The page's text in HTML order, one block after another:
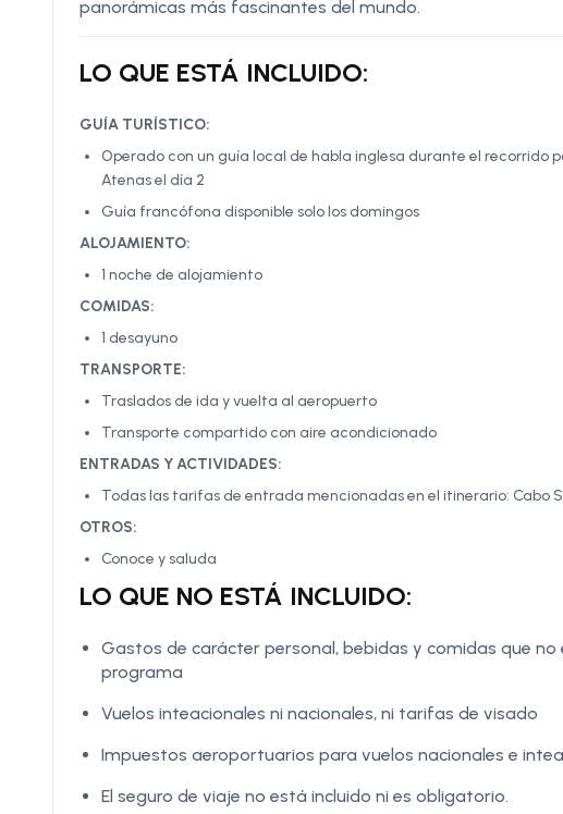
panorámicas más fascinantes del mundo.
LO QUE ESTÁ INCLUIDO:
GUÍA TURÍSTICO:
Operado con un guía local de habla inglesa durante el recorrido
Atenas el día 2
Guía francófona disponible solo los domingos
ALOJAMIENTO:
1 noche de alojamiento
COMIDAS:
1 desayuno
TRANSPORTE:
Traslados de ida y vuelta al aeropuerto
Transporte compartido con aire acondicionado
ENTRADAS Y ACTIVIDADES:
Todas las tarifas de entrada mencionadas en el itinerario: Cabo
OTROS:
Conoce y saluda
LO QUE NO ESTÁ INCLUIDO:
Gastos de carácter personal, bebidas y comidas que
programa
Vuelos inteacionales ni nacionales, ni tarifas de visado
Impuestos aeroportuarios para vuelos nacionales e
El seguro de viaje no está incluido ni es obligatorio.